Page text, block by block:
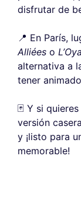
disfrutar de
📍 En París,
Alliées o
alternativa a
tener
🃏 Y si
versión
y ¡listo para
memorable!